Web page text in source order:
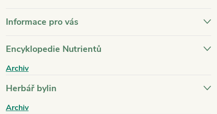
Informace pro vás
Encyklopedie Nutrientů
Archiv
Herbář bylin
Archiv